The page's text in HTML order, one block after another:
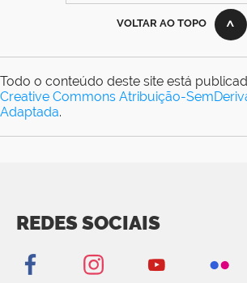
VOLTAR AO TOPO
Todo o conteúdo deste site está
Creative Commons Atribuição-
Adaptada.
REDES SOCIAIS